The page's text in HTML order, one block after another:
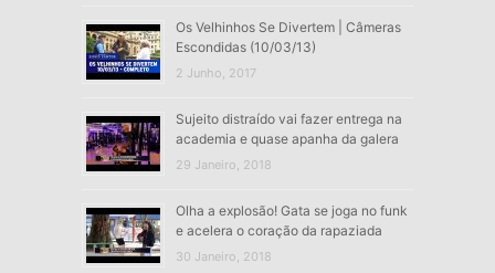
Os Velhinhos Se Divertem | Câmeras
Escondidas (10/03/13)
2 Junho, 2017
Sujeito distraído vai fazer entrega na
academia e quase apanha da galera
29 Janeiro, 2018
Olha a explosão! Gata se joga no funk
e acelera o coração da rapaziada
30 Janeiro, 2018